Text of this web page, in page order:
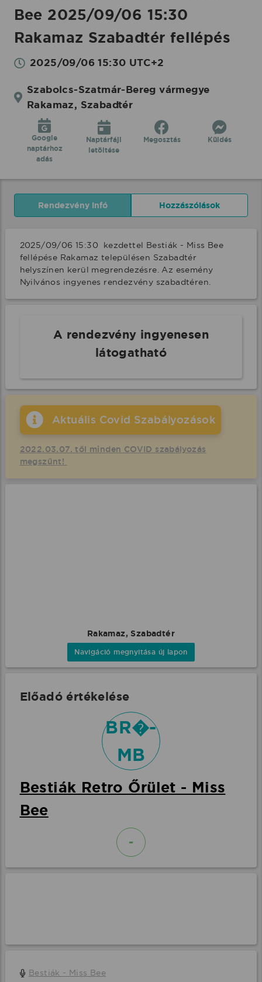
Bee 2025/09/06 15:30
Rakamaz Szabadtér fellépés
2025/09/06 15:30 UTC+2
Szabolcs-Szatmár-Bereg vármegye
Rakamaz, Szabadtér
Google
naptárhoz
adás
Naptárfájl
letöltése
Megosztás Küldés
Rendezvény infó Hozzászólások
2025/09/06 15:30  kezdettel Bestiák - Miss Bee
fellépése Rakamaz településen Szabadtér
helyszínen kerül megrendezésre. Az esemény
Nyilvános ingyenes rendezvény szabadtéren.
A rendezvény ingyenesen
látogatható
Aktuális Covid Szabályozások
2022.03.07. től minden COVID szabályozás
megszűnt!
Rakamaz, Szabadtér
Navigáció megnyitása új lapon
Előadó értékelése
BR�-
MB
Bestiák Retro Őrület - Miss
Bee
-
Bestiák - Miss Bee